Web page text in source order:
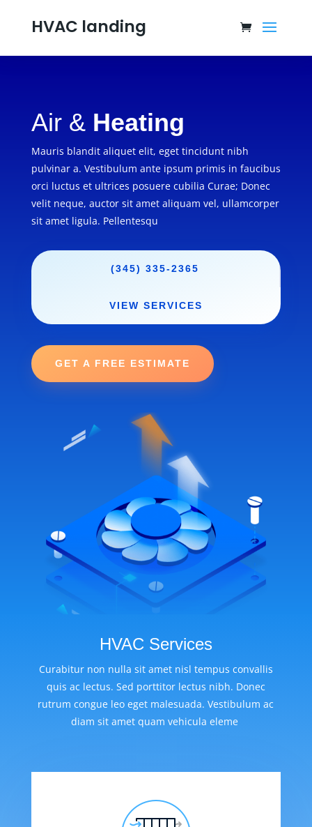
HVAC landing
Air & Heating
Mauris blandit aliquet elit, eget tincidunt nibh
pulvinar a. Vestibulum ante ipsum primis in faucibus
orci luctus et ultrices posuere cubilia Curae; Donec
velit neque, auctor sit amet aliquam vel, ullamcorper
sit amet ligula. Pellentesqu
(345) 335-2365
VIEW SERVICES
GET A FREE ESTIMATE
HVAC Services
Curabitur non nulla sit amet nisl tempus convallis
quis ac lectus. Sed porttitor lectus nibh. Donec
rutrum congue leo eget malesuada. Vestibulum ac
diam sit amet quam vehicula eleme